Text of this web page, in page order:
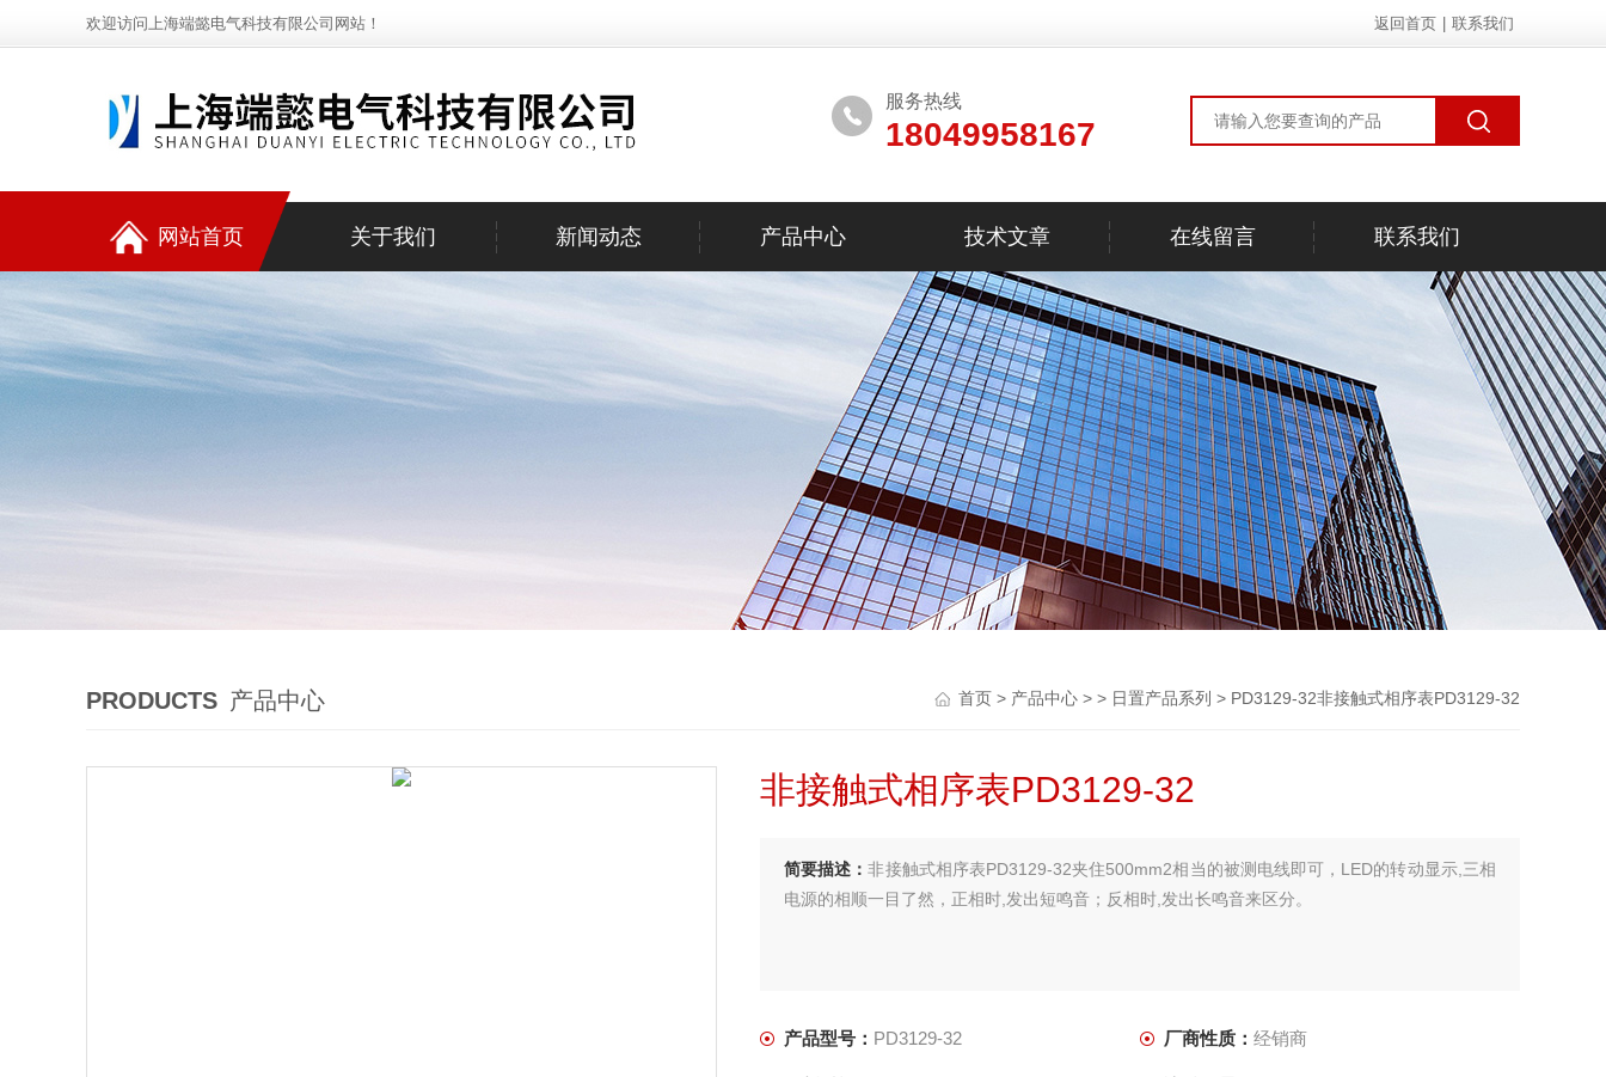
欢迎访问上海端懿电气科技有限公司网站！ 返回首页 联系我们
服务热线
18049958167
网站首页 关于我们 新闻动态 产品中心 技术文章 在线留言 联系我们
PRODUCTS 产品中心 首页 > 产品中心 > > 日置产品系列 > PD3129-32非接触式相序表PD3129-32
非接触式相序表PD3129-32
简要描述：非接触式相序表PD3129-32夹住500mm2相当的被测电线即可，LED的转动显示,三相
电源的相顺一目了然，正相时,发出短鸣音；反相时,发出长鸣音来区分。
产品型号： PD3129-32 厂商性质： 经销商